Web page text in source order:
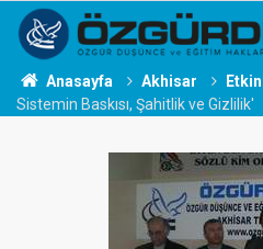
Anasayfa Akhisar
Sistemin Baskısı, Şahitlik ve Gizlilik'